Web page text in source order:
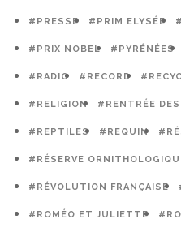
#PRESSE #PRIM ELYSÉE
#PRIX NOBEL #PYRÉNÉES
#RADIO #RECORD
#RELIGION #RENTRÉE
#REPTILES #REQUIN
#RÉSERVE
#RÉVOLUTION FRANÇAISE
#ROMÉO ET JULIETTE